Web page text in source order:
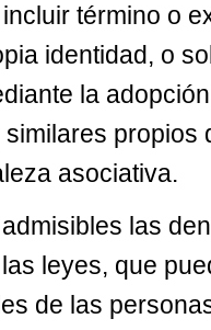
término o
identidad, o
la
asociativa.
las
leyes, que
de las